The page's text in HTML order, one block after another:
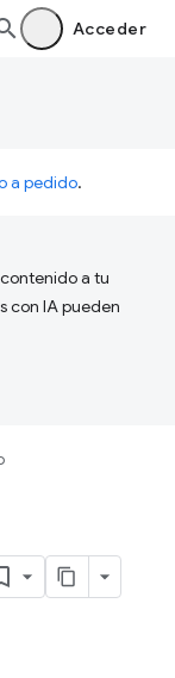
Acceder
a pedido.
a tu
con IA pueden